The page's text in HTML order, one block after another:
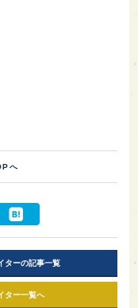
へ
ターの記事一覧
ター一覧へ